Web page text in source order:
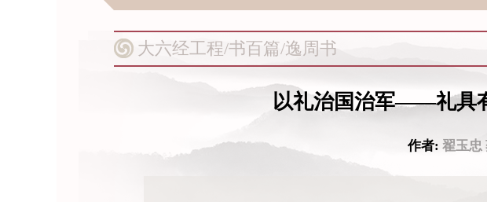
大六经工程/书百篇/逸周书
以礼治国治军——礼具
作者: 翟玉忠